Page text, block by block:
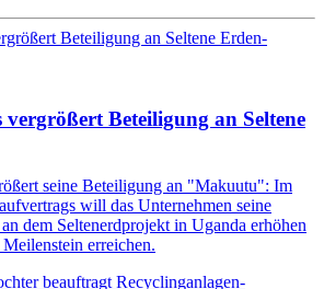
Beteiligung an Seltene
seine Beteiligung an "Makuutu": Im
will das Unternehmen seine
dem Seltenerdprojekt in Uganda erhöhen
erreichen.